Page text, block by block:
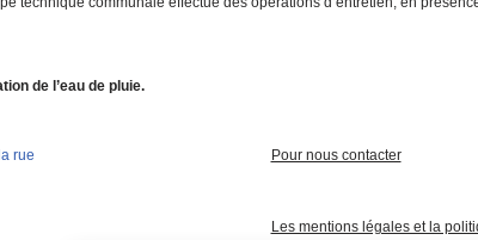
de l’eau de pluie.
rue Pour nous contacter
Les mentions légales et la